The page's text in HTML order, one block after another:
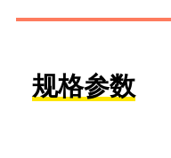
规格参数